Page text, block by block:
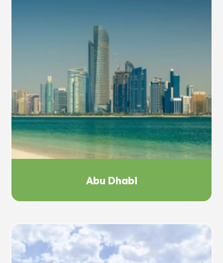
Abu Dhabi